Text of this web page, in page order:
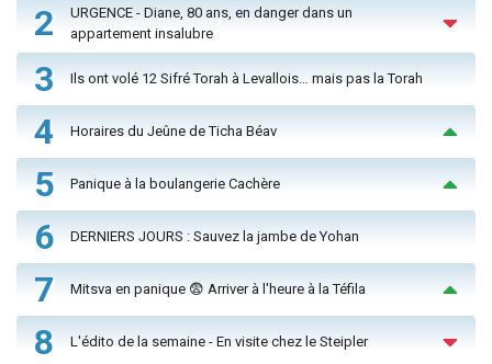
2
URGENCE - Diane, 80 ans, en danger dans un
appartement insalubre
3 Ils ont volé 12 Sifré Torah à Levallois… mais pas la Torah
4 Horaires du Jeûne de Ticha Béav
5 Panique à la boulangerie Cachère
6 DERNIERS JOURS : Sauvez la jambe de Yohan
7 Mitsva en panique 😨 Arriver à l'heure à la Téfila
8 L'édito de la semaine - En visite chez le Steipler